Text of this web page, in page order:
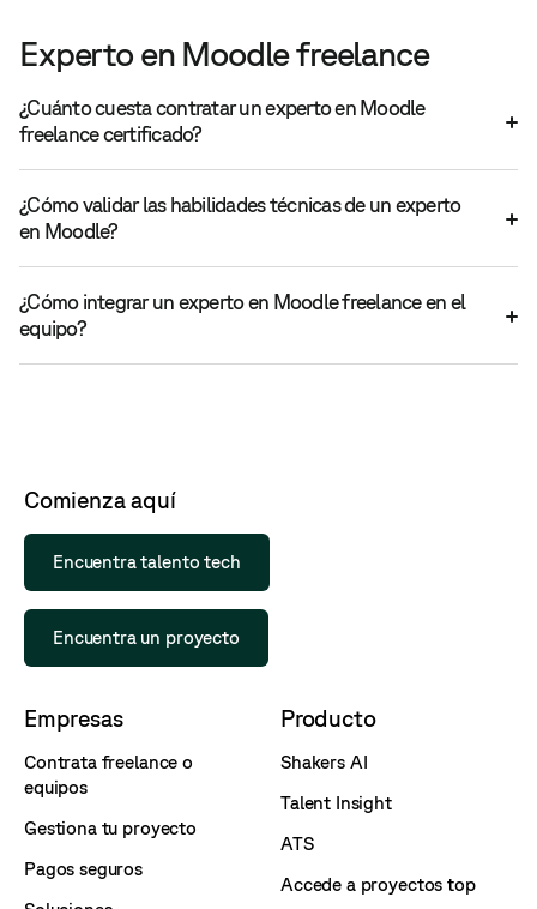
Experto en Moodle freelance
¿Cuánto cuesta contratar un experto en Moodle
freelance certificado?
¿Cómo validar las habilidades técnicas de un experto
en Moodle?
¿Cómo integrar un experto en Moodle freelance en el
equipo?
Comienza aquí
Encuentra talento tech
Encuentra un proyecto
Empresas
Contrata freelance o
equipos
Gestiona tu proyecto
Pagos seguros
Producto
Shakers AI
Talent Insight
ATS
Accede a proyectos top